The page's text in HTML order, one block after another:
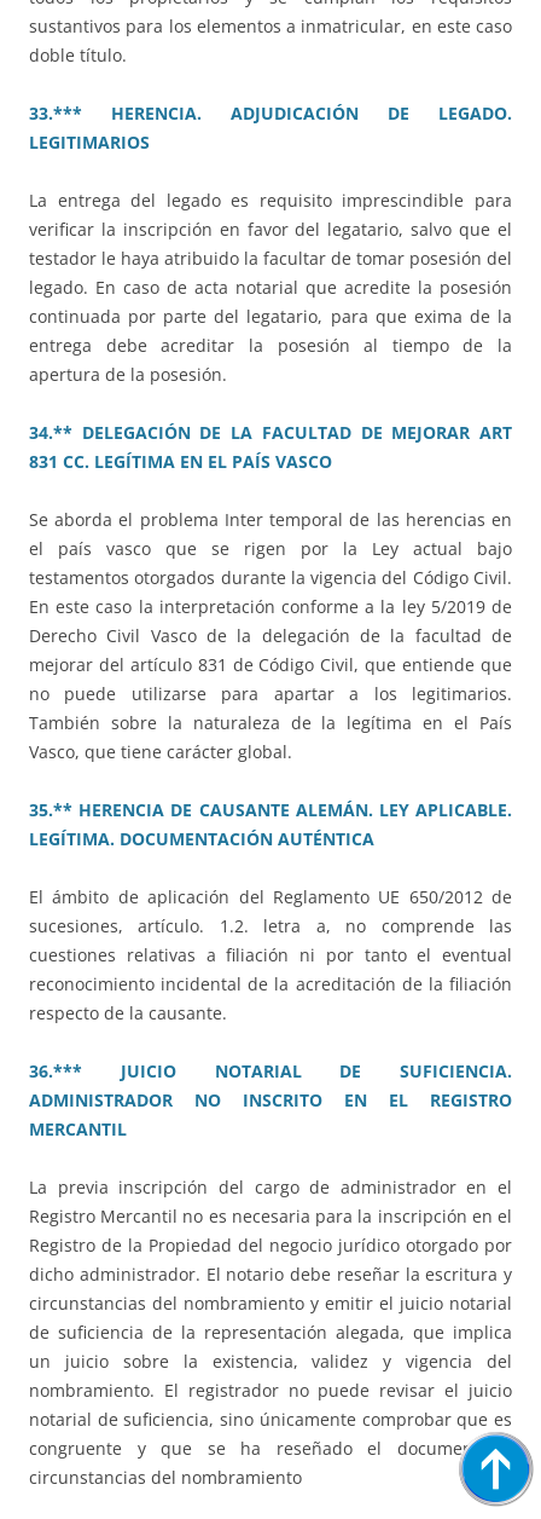
sustantivos para los elementos a inmatricular, en este caso
doble título.
33.*** HERENCIA. ADJUDICACIÓN DE LEGADO.
LEGITIMARIOS
La entrega del legado es requisito imprescindible para
verificar la inscripción en favor del legatario, salvo que el
testador le haya atribuido la facultar de tomar posesión del
legado. En caso de acta notarial que acredite la posesión
continuada por parte del legatario, para que exima de la
entrega debe acreditar la posesión al tiempo de la
apertura de la posesión.
34.** DELEGACIÓN DE LA FACULTAD DE MEJORAR ART
831 CC. LEGÍTIMA EN EL PAÍS VASCO
Se aborda el problema Inter temporal de las herencias en
el país vasco que se rigen por la Ley actual bajo
testamentos otorgados durante la vigencia del Código Civil.
En este caso la interpretación conforme a la ley 5/2019 de
Derecho Civil Vasco de la delegación de la facultad de
mejorar del artículo 831 de Código Civil, que entiende que
no puede utilizarse para apartar a los legitimarios.
También sobre la naturaleza de la legítima en el País
Vasco, que tiene carácter global.
35.** HERENCIA DE CAUSANTE ALEMÁN. LEY APLICABLE.
LEGÍTIMA. DOCUMENTACIÓN AUTÉNTICA
El ámbito de aplicación del Reglamento UE 650/2012 de
sucesiones, artículo. 1.2. letra a, no comprende las
cuestiones relativas a filiación ni por tanto el eventual
reconocimiento incidental de la acreditación de la filiación
respecto de la causante.
36.*** JUICIO NOTARIAL DE SUFICIENCIA.
ADMINISTRADOR NO INSCRITO EN EL REGISTRO
MERCANTIL
La previa inscripción del cargo de administrador en el
Registro Mercantil no es necesaria para la inscripción en el
Registro de la Propiedad del negocio jurídico otorgado por
dicho administrador. El notario debe reseñar la escritura y
circunstancias del nombramiento y emitir el juicio notarial
de suficiencia de la representación alegada, que implica
un juicio sobre la existencia, validez y vigencia del
nombramiento. El registrador no puede revisar el juicio
notarial de suficiencia, sino únicamente comprobar que es
congruente y que se ha reseñado el documento y
circunstancias del nombramiento